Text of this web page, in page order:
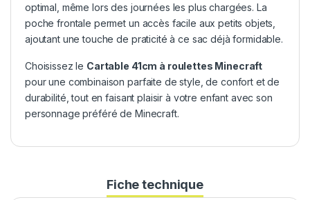
optimal, même lors des journées les plus chargées. La
poche frontale permet un accès facile aux petits objets,
ajoutant une touche de praticité à ce sac déjà formidable.
Choisissez le Cartable 41cm à roulettes Minecraft
pour une combinaison parfaite de style, de confort et de
durabilité, tout en faisant plaisir à votre enfant avec son
personnage préféré de Minecraft.
Fiche technique